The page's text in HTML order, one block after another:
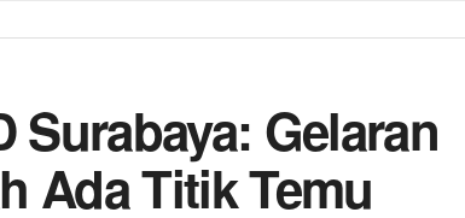
Surabaya: Gelaran
Ada Titik Temu